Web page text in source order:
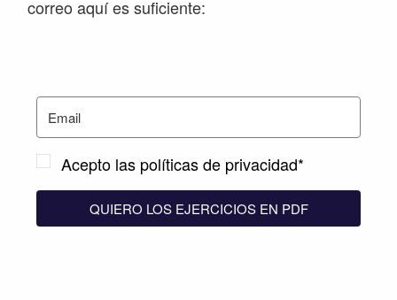
correo aquí es suficiente:
Acepto las políticas de privacidad*
QUIERO LOS EJERCICIOS EN PDF